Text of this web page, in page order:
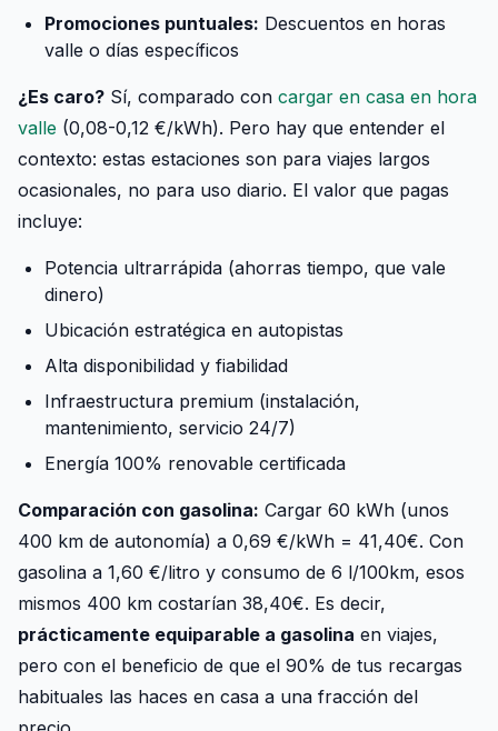
Promociones puntuales: Descuentos en horas
valle o días específicos
¿Es caro? Sí, comparado con cargar en casa en hora
valle (0,08-0,12 €/kWh). Pero hay que entender el
contexto: estas estaciones son para viajes largos
ocasionales, no para uso diario. El valor que pagas
incluye:
Potencia ultrarrápida (ahorras tiempo, que vale
dinero)
Ubicación estratégica en autopistas
Alta disponibilidad y fiabilidad
Infraestructura premium (instalación,
mantenimiento, servicio 24/7)
Energía 100% renovable certificada
Comparación con gasolina: Cargar 60 kWh (unos
400 km de autonomía) a 0,69 €/kWh = 41,40€. Con
gasolina a 1,60 €/litro y consumo de 6 l/100km, esos
mismos 400 km costarían 38,40€. Es decir,
prácticamente equiparable a gasolina en viajes,
pero con el beneficio de que el 90% de tus recargas
habituales las haces en casa a una fracción del